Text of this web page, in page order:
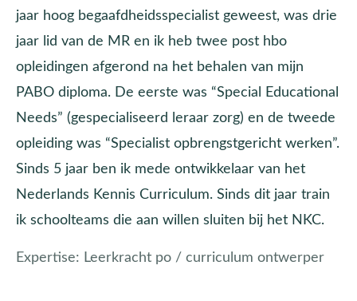
jaar hoog begaafdheidsspecialist geweest, was drie
jaar lid van de MR en ik heb twee post hbo
opleidingen afgerond na het behalen van mijn
PABO diploma. De eerste was “Special Educational
Needs” (gespecialiseerd leraar zorg) en de tweede
opleiding was “Specialist opbrengstgericht werken”.
Sinds 5 jaar ben ik mede ontwikkelaar van het
Nederlands Kennis Curriculum. Sinds dit jaar train
ik schoolteams die aan willen sluiten bij het NKC.
Expertise: Leerkracht po / curriculum ontwerper